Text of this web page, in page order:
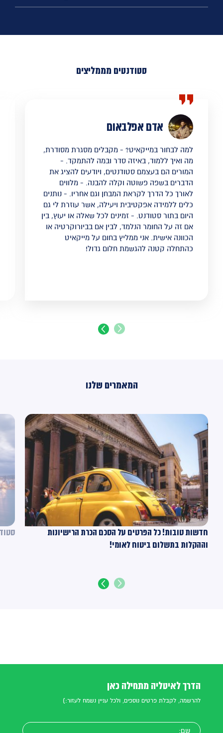
סטודנטים מממליצים
אדם אפלבאום
למה לבחור במייקאיט? - מקבלים מסגרת מסודרת,
מה ואיך ללמוד, באיזה סדר ובמה להתמקד. -
המורים הם בעצמם סטודנטים, ויודעים להציג את
הדברים בשפה פשוטה וקלה להבנה. - מלווים
לאורך כל הדרך לקראת המבחן וגם אחריו. - נותנים
כלים ללמידה אפקטיבית ויעילה, אשר עוזרת לי גם
היום בתור סטודנט. - זמינים לכל שאלה או יעוץ, בין
אם זה על החומר הנלמד, לבין אם בביורוקרטיה או
הכוונה אישית. אני ממליץ בחום על מייקאיט
כהתחלה קטנה להגשמת חלום גדול!
המאמרים שלנו
חדשות טובות! כל הפרטים על הסכם הכרת הרישיונות
וההקלות בתשלום ביטוח לאומי!
הדרך לאיטליה מתחילה כאן
להרשמה, לקבלת פרטים נוספים, ולכל עניין נשמח לעזור:)